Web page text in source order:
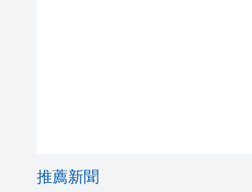
推薦新聞